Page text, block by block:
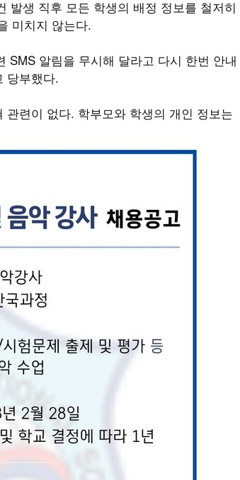
발생 직후 모든 학생의 배정 정보를 철저히
미치지 않는다.
SMS 알림을 무시해 달라고 다시 한번 안내
당부했다.
련이 없다. 학부모와 학생의 개인 정보는